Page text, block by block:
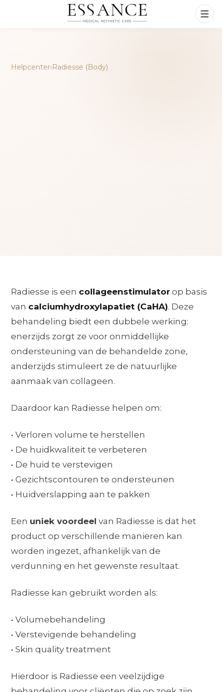
Helpcenter›Radiesse (Body)
Radiesse is een collageenstimulator op basis
van calciumhydroxylapatiet (CaHA). Deze
behandeling biedt een dubbele werking:
enerzijds zorgt ze voor onmiddellijke
ondersteuning van de behandelde zone,
anderzijds stimuleert ze de natuurlijke
aanmaak van collageen.
Daardoor kan Radiesse helpen om:
• Verloren volume te herstellen
• De huidkwaliteit te verbeteren
• De huid te verstevigen
• Gezichtscontouren te ondersteunen
• Huidverslapping aan te pakken
Een uniek voordeel van Radiesse is dat het
product op verschillende manieren kan
worden ingezet, afhankelijk van de
verdunning en het gewenste resultaat.
Radiesse kan gebruikt worden als:
• Volumebehandeling
• Verstevigende behandeling
• Skin quality treatment
Hierdoor is Radiesse een veelzijdige